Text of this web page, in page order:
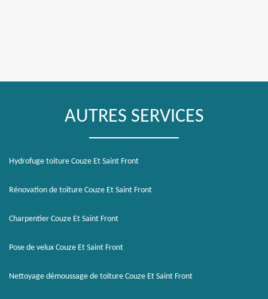
AUTRES SERVICES
Hydrofuge toiture Couze Et Saint Front
Rénovation de toiture Couze Et Saint Front
Charpentier Couze Et Saint Front
Pose de velux Couze Et Saint Front
Nettoyage démoussage de toiture Couze Et Saint Front